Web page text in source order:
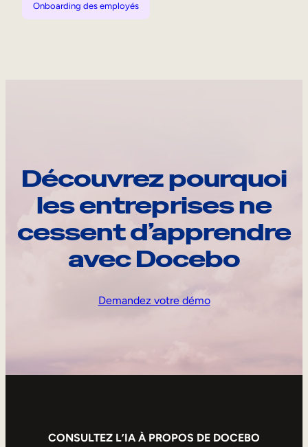
Onboarding des employés
Découvrez pourquoi
les entreprises ne
cessent d’apprendre
avec Docebo
Demandez votre démo
CONSULTEZ L’IA À PROPOS DE DOCEBO